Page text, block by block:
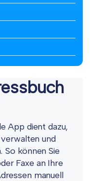
App dient dazu,
und
So können Sie
Faxe an Ihre
manuell